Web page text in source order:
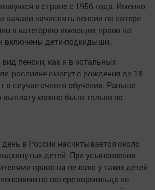
в стране с 1956 года. Именно
начали начислять пенсии по потере
в категорию имеющих право на
включены дети-подкидыши.
пенсии, как и в остальных
россияне смогут с рождения до 18
в случае очного обучения. Раньше
выплату можно было только по
в России насчитывается около
детей. При усыновлении
право на пенсию у таких детей
пенсиями по потере кормильца не